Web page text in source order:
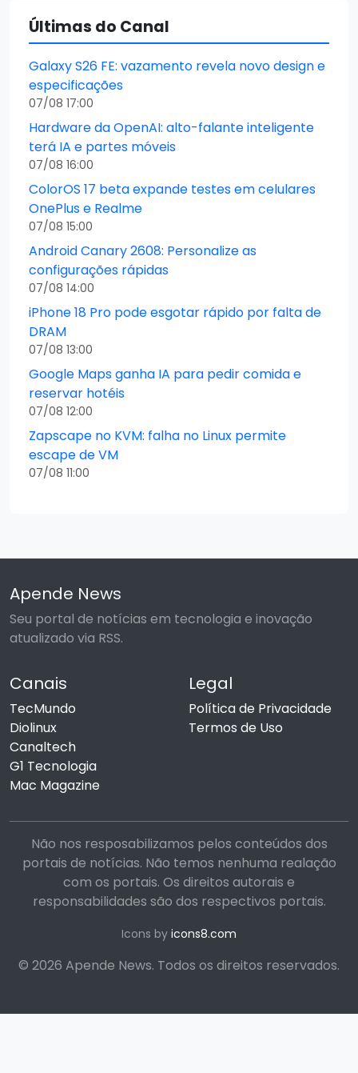
Últimas do Canal
Galaxy S26 FE: vazamento revela novo design e
especificações
07/08 17:00
Hardware da OpenAI: alto-falante inteligente
terá IA e partes móveis
07/08 16:00
ColorOS 17 beta expande testes em celulares
OnePlus e Realme
07/08 15:00
Android Canary 2608: Personalize as
configurações rápidas
07/08 14:00
iPhone 18 Pro pode esgotar rápido por falta de
DRAM
07/08 13:00
Google Maps ganha IA para pedir comida e
reservar hotéis
07/08 12:00
Zapscape no KVM: falha no Linux permite
escape de VM
07/08 11:00
Apende News
Seu portal de notícias em tecnologia e inovação
atualizado via RSS.
Canais
TecMundo
Diolinux
Canaltech
G1 Tecnologia
Mac Magazine
Legal
Política de Privacidade
Termos de Uso
Não nos resposabilizamos pelos conteúdos dos
portais de notícias. Não temos nenhuma realação
com os portais. Os direitos autorais e
responsabilidades são dos respectivos portais.
Icons by icons8.com
© 2026 Apende News. Todos os direitos reservados.